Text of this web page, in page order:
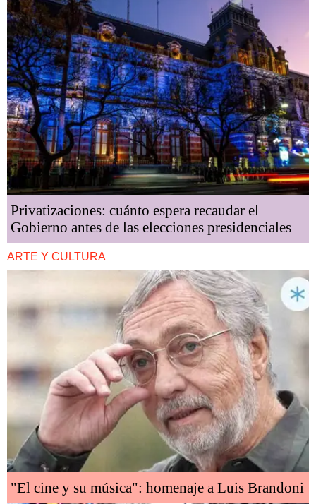
Privatizaciones: cuánto espera recaudar el
Gobierno antes de las elecciones presidenciales
ARTE Y CULTURA
"El cine y su música": homenaje a Luis Brandoni